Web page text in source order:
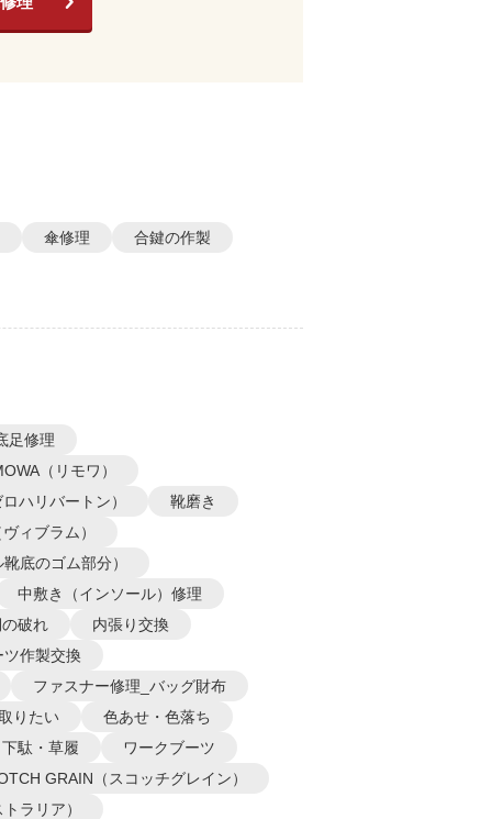
傘修理 合鍵の作製
足修理
（リモワ）
ハリバートン）
靴磨き
ィブラム）
底のゴム部分）
中敷き（インソール）修理
破れ
内張り交換
ツ作製交換
ファスナー修理_バッグ財布
りたい
色あせ・色落ち
下駄・草履
ワークブーツ
GRAIN（スコッチグレイン）
ラリア）